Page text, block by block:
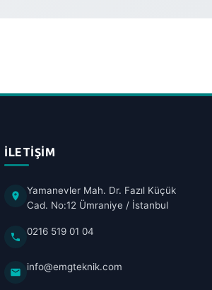
İLETIŞIM
Yamanevler Mah. Dr. Fazıl Küçük
Cad. No:12 Ümraniye / İstanbul
0216 519 01 04
info@emgteknik.com